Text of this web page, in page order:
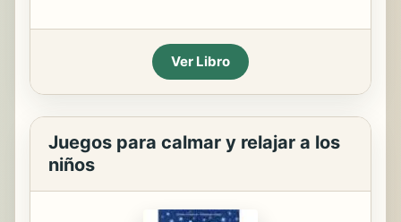
Ver Libro
Juegos para calmar y relajar a los
niños